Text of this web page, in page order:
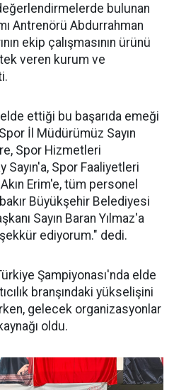
bulunan
Antrenörü Abdurrahman
ekip çalışmasının ürünü
veren kurum ve
elde ettiği bu başarıda emeği
İl Müdürümüz Sayın
Spor Hizmetleri
Sayın'a, Spor Faaliyetleri
Erim'e, tüm personel
Büyükşehir Belediyesi
Sayın Baran Yılmaz'a
ediyorum." dedi.
Şampiyonası'nda elde
branşındaki yükselişini
gelecek organizasyonlar
oldu.